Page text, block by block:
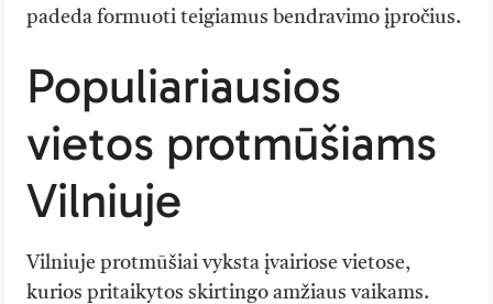
padeda formuoti teigiamus bendravimo įpročius.
Populiariausios
vietos protmūšiams
Vilniuje
Vilniuje protmūšiai vyksta įvairiose vietose,
kurios pritaikytos skirtingo amžiaus vaikams.